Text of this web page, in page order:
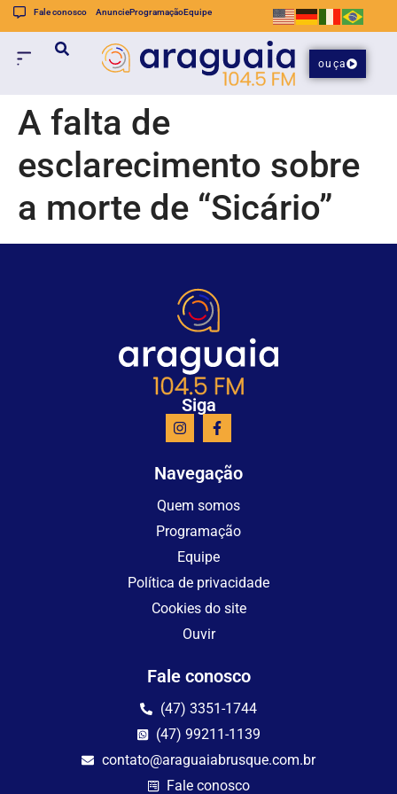
Fale conosco AnuncieProgramaçãoEquipe
ouça
A falta de
esclarecimento sobre
a morte de “Sicário”
Siga
Navegação
Quem somos
Programação
Equipe
Política de privacidade
Cookies do site
Ouvir
Fale conosco
(47) 3351-1744
(47) 99211-1139
contato@araguaiabrusque.com.br
Fale conosco